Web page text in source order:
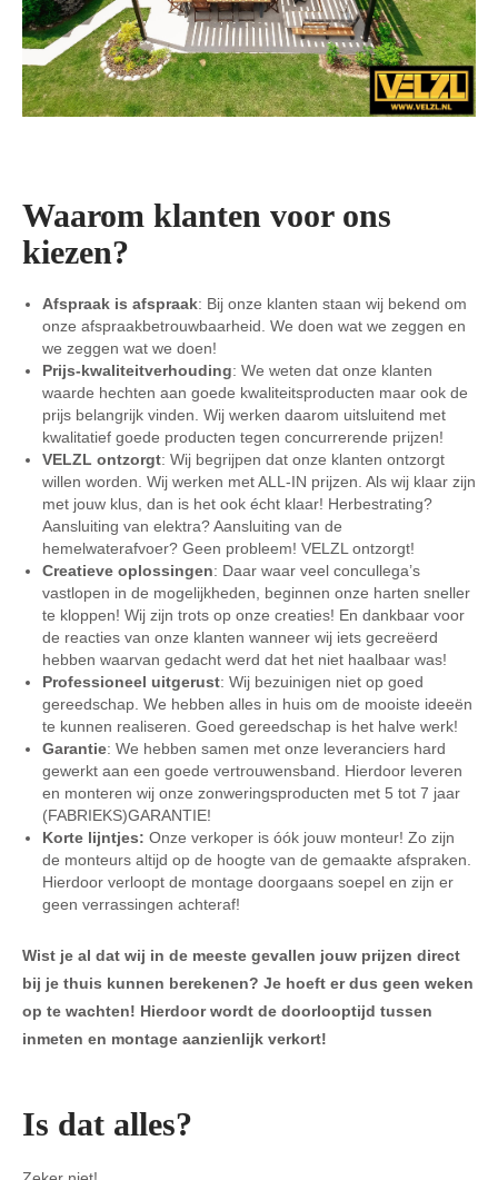
Waarom klanten voor ons
kiezen?
Afspraak is afspraak: Bij onze klanten staan wij bekend om
onze afspraakbetrouwbaarheid. We doen wat we zeggen en
we zeggen wat we doen!
Prijs-kwaliteitverhouding: We weten dat onze klanten
waarde hechten aan goede kwaliteitsproducten maar ook de
prijs belangrijk vinden. Wij werken daarom uitsluitend met
kwalitatief goede producten tegen concurrerende prijzen!
VELZL ontzorgt: Wij begrijpen dat onze klanten ontzorgt
willen worden. Wij werken met ALL-IN prijzen. Als wij klaar zijn
met jouw klus, dan is het ook écht klaar! Herbestrating?
Aansluiting van elektra? Aansluiting van de
hemelwaterafvoer? Geen probleem! VELZL ontzorgt!
Creatieve oplossingen: Daar waar veel concullega’s
vastlopen in de mogelijkheden, beginnen onze harten sneller
te kloppen! Wij zijn trots op onze creaties! En dankbaar voor
de reacties van onze klanten wanneer wij iets gecreëerd
hebben waarvan gedacht werd dat het niet haalbaar was!
Professioneel uitgerust: Wij bezuinigen niet op goed
gereedschap. We hebben alles in huis om de mooiste ideeën
te kunnen realiseren. Goed gereedschap is het halve werk!
Garantie: We hebben samen met onze leveranciers hard
gewerkt aan een goede vertrouwensband. Hierdoor leveren
en monteren wij onze zonweringsproducten met 5 tot 7 jaar
(FABRIEKS)GARANTIE!
Korte lijntjes: Onze verkoper is óók jouw monteur! Zo zijn
de monteurs altijd op de hoogte van de gemaakte afspraken.
Hierdoor verloopt de montage doorgaans soepel en zijn er
geen verrassingen achteraf!
Wist je al dat wij in de meeste gevallen jouw prijzen direct
bij je thuis kunnen berekenen? Je hoeft er dus geen weken
op te wachten! Hierdoor wordt de doorlooptijd tussen
inmeten en montage aanzienlijk verkort!
Is dat alles?